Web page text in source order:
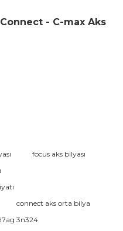
- C-max Aks
siz yapın!
ve diğer
ederiz.
focus aks bilyası
connect aks orta bilya
3n324